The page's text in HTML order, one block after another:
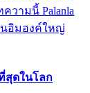
วามนี้ Palanla
นอิมองค์ใหญ่
สุดในโลก